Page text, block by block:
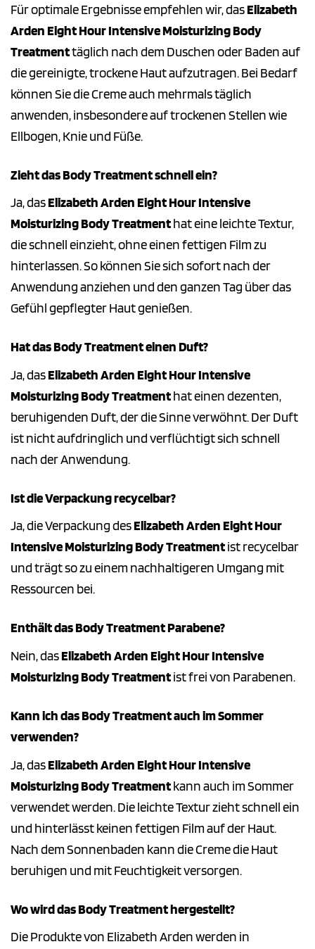
Für optimale Ergebnisse empfehlen wir, dasElizabeth
Arden Eight Hour Intensive Moisturizing Body
Treatmenttäglich nach dem Duschen oder Baden auf
die gereinigte, trockene Haut aufzutragen. Bei Bedarf
können Sie die Creme auch mehrmals täglich
anwenden, insbesondere auf trockenen Stellen wie
Ellbogen, Knie und Füße.
Zieht das Body Treatment schnell ein?
Ja, dasElizabeth Arden Eight Hour Intensive
Moisturizing Body Treatmenthat eine leichte Textur,
die schnell einzieht, ohne einen fettigen Film zu
hinterlassen. So können Sie sich sofort nach der
Anwendung anziehen und den ganzen Tag über das
Gefühl gepflegter Haut genießen.
Hat das Body Treatment einen Duft?
Ja, dasElizabeth Arden Eight Hour Intensive
Moisturizing Body Treatmenthat einen dezenten,
beruhigenden Duft, der die Sinne verwöhnt. Der Duft
ist nicht aufdringlich und verflüchtigt sich schnell
nach der Anwendung.
Ist die Verpackung recycelbar?
Ja, die Verpackung desElizabeth Arden Eight Hour
Intensive Moisturizing Body Treatmentist recycelbar
und trägt so zu einem nachhaltigeren Umgang mit
Ressourcen bei.
Enthält das Body Treatment Parabene?
Nein, dasElizabeth Arden Eight Hour Intensive
Moisturizing Body Treatmentist frei von Parabenen.
Kann ich das Body Treatment auch im Sommer
verwenden?
Ja, dasElizabeth Arden Eight Hour Intensive
Moisturizing Body Treatmentkann auch im Sommer
verwendet werden. Die leichte Textur zieht schnell ein
und hinterlässt keinen fettigen Film auf der Haut.
Nach dem Sonnenbaden kann die Creme die Haut
beruhigen und mit Feuchtigkeit versorgen.
Wo wird das Body Treatment hergestellt?
Die Produkte von Elizabeth Arden werden in